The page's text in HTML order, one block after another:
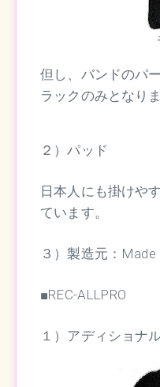
但し、バンドのパ
ラックのみとなりま
２）パッド
日本人にも掛けや
ています。
３）製造元：Made
■REC-ALLPRO
１）アディショナ